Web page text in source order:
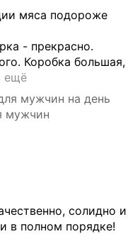
мяса подороже
- прекрасно.
Коробка большая,
ещё
мужчин на день
мужчин
солидно и
в полном порядке!